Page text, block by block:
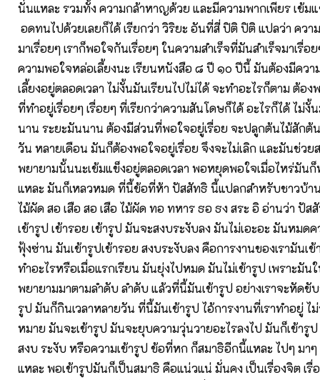
นั่นแหละ รวมทั้ง ความกล้าหาญด้วย และมีความพากเพียร เข้ม
อดทนไปด้วยเลยก็ได้ เรียกว่า วิริยะ อันที่สี่ ปิติ ปิติ แปลว่า ควา
มาเรื่อยๆ เราก็พอใจกันเรื่อยๆ ในความสำเร็จที่มันสำเร็จมาเรื่อ
ความพอใจหล่อเลี้ยงนะ เรียนหนังสือ ๘ ปี ๑๐ ปีนี้ มันต้องมีคว
เลี้ยงอยู่ตลอดเวลา ไม่งั้นมันเรียนไปไม่ได้ จะทำอะไรก็ตาม ต้อ
ที่ทำอยู่เรื่อยๆ เรื่อยๆ ที่เรียกว่าความสันโดษก็ได้ อะไรก็ได้ ไม่งั้
นาน ระยะมันนาน ต้องมีส่วนที่พอใจอยู่เรื่อย จะปลูกต้นไม้สักต้
วัน หลายเดือน มันก็ต้องพอใจอยู่เรื่อย จึงจะไม่เลิก และมันช่ว
พยายามนั้นนะเข้มแข็งอยู่ตลอดเวลา พอหยุดพอใจเมื่อไหร่มัน
แหละ มันก็เหลวหมด ที่นี้ข้อที่ห้า ปัสสัทธิ นี้แปลกสำหรับชาวบ้า
ไม้ผัด สอ เสือ สอ เสือ ไม้ผัด ทอ ทหาร ธอ ธง สระ อิ อ่านว่า ปัส
เข้ารูป เข้ารอย เข้ารูป มันจะสงบระงับลง มันไม่เอะอะ มันหมดค
ฟุ้งซ่าน มันเข้ารูปเข้ารอย สงบระงับลง คือการงานของเรามันเข้
ทำอะไรหรือเมื่อแรกเรียน มันยุ่งไปหมด มันไม่เข้ารูป เพราะมัน
พยายามมาตามลำดับ ลำดับ แล้วที่นี้มันเข้ารูป อย่างเราจะหัดขั
รูป มันก็กินเวลาหลายวัน ที่นี้มันเข้ารูป ไอ้การงานที่เราทำอยู่ ไ
หมาย มันจะเข้ารูป มันจะยุบความวุ่นวายอะไรลงไป มันก็เข้ารูป
สงบ ระงับ หรือความเข้ารูป ข้อที่หก ก็สมาธิอีกนี้แหละ ไปๆ มา
แหละ พอเข้ารูปมันก็เป็นสมาธิ คือแน่วแน่ มั่นคง เป็นเรื่องจิต เรื่อ